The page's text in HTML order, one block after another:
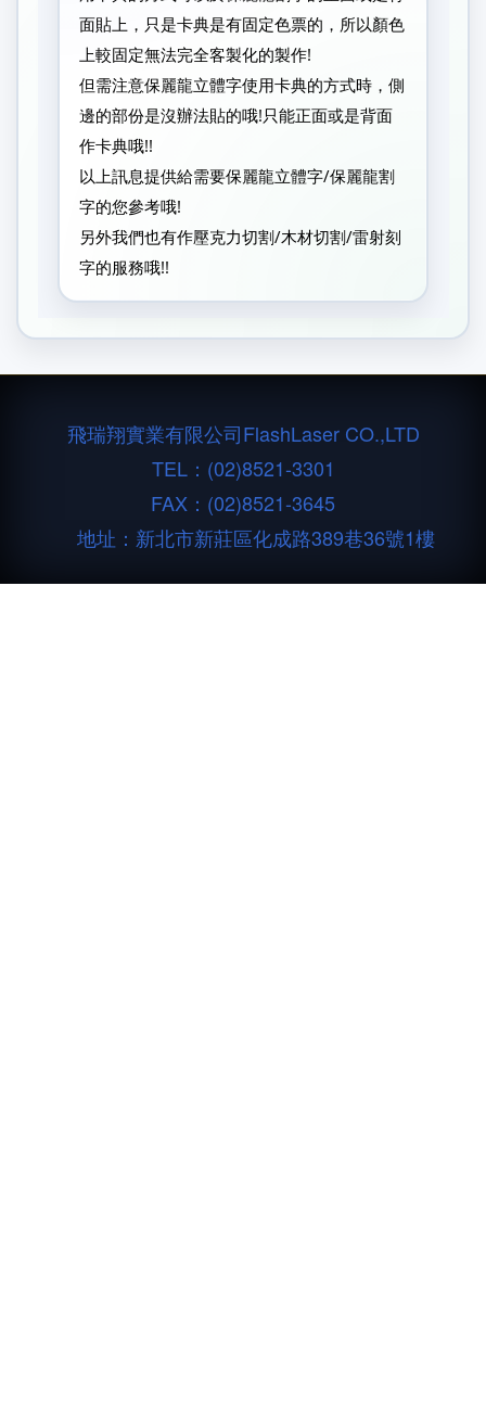
面貼上，只是卡典是有固定色票的，所以顏色
上較固定無法完全客製化的製作!
但需注意保麗龍立體字使用卡典的方式時，側
邊的部份是沒辦法貼的哦!只能正面或是背面
作卡典哦!!
以上訊息提供給需要保麗龍立體字/保麗龍割
字的您參考哦!
另外我們也有作壓克力切割/木材切割/雷射刻
字的服務哦!!
飛瑞翔實業有限公司FlashLaser CO.,LTD
TEL： (02)8521-3301
FAX：(02)8521-3645
地址：新北市新莊區化成路389巷36號1樓